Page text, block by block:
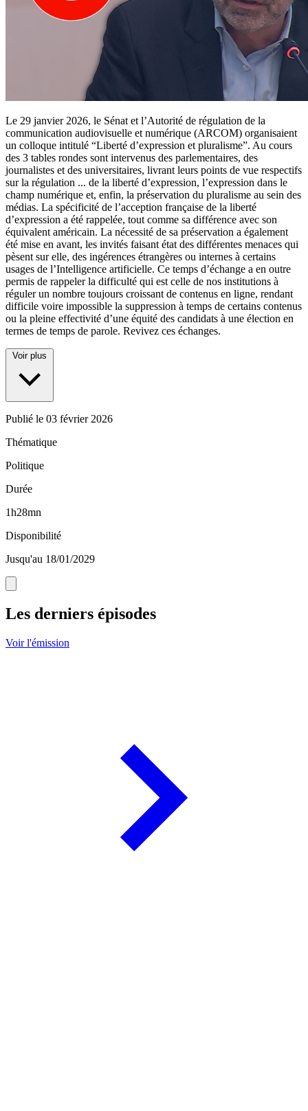
Le 29 janvier 2026, le Sénat et l’Autorité de régulation de la
communication audiovisuelle et numérique (ARCOM) organisaient
un colloque intitulé “Liberté d’expression et pluralisme”. Au cours
des 3 tables rondes sont intervenus des parlementaires, des
journalistes et des universitaires, livrant leurs points de vue respectifs
sur la régulation ... de la liberté d’expression, l’expression dans le
champ numérique et, enfin, la préservation du pluralisme au sein des
médias. La spécificité de l’acception française de la liberté
d’expression a été rappelée, tout comme sa différence avec son
équivalent américain. La nécessité de sa préservation a également
été mise en avant, les invités faisant état des différentes menaces qui
pèsent sur elle, des ingérences étrangères ou internes à certains
usages de l’Intelligence artificielle. Ce temps d’échange a en outre
permis de rappeler la difficulté qui est celle de nos institutions à
réguler un nombre toujours croissant de contenus en ligne, rendant
difficile voire impossible la suppression à temps de certains contenus
ou la pleine effectivité d’une équité des candidats à une élection en
termes de temps de parole. Revivez ces échanges.
Voir plus
Publié le 03 février 2026
Thématique
Politique
Durée
1h28mn
Disponibilité
Jusqu'au 18/01/2029
Les derniers épisodes
Voir l'émission